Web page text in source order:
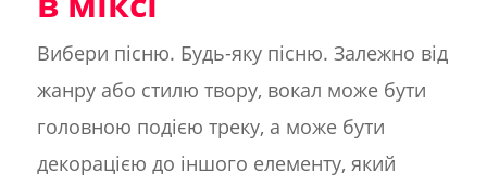
Вибери пісню. Будь-яку пісню. Залежно від
жанру або стилю твору, вокал може бути
головною подією треку, а може бути
декорацією до іншого елементу, який